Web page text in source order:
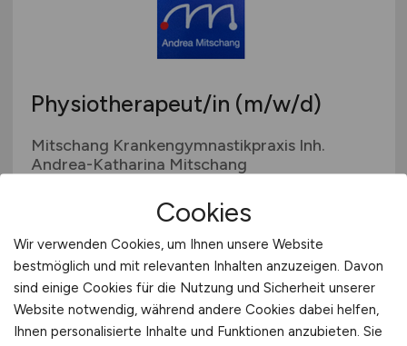
Physiotherapeut/in (m/w/d)
Mitschang Krankengymnastikpraxis Inh.
Andrea-Katharina Mitschang
Cookies
Wir verwenden Cookies, um Ihnen unsere Website
bestmöglich und mit relevanten Inhalten anzuzeigen. Davon
sind einige Cookies für die Nutzung und Sicherheit unserer
Website notwendig, während andere Cookies dabei helfen,
Ihnen personalisierte Inhalte und Funktionen anzubieten. Sie